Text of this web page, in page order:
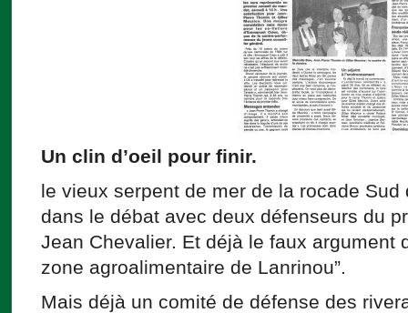
Un clin d’oeil pour finir.
le vieux serpent de mer de la rocade
dans le débat avec deux défenseurs du
Jean Chevalier. Et déjà le faux argument
zone agroalimentaire de Lanrinou”.
Mais déjà un comité de défense des